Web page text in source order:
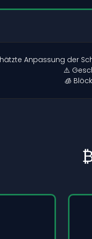
Anpassung der
⚠️
🧊